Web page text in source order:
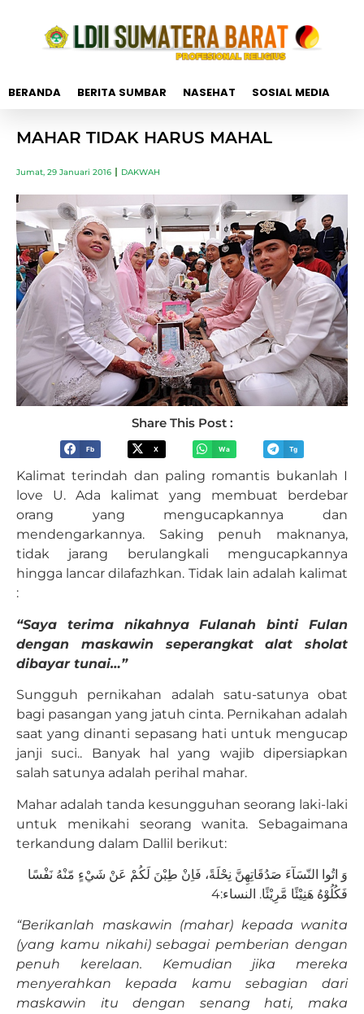
BERANDA BERITA SUMBAR NASEHAT SOSIAL MEDIA
MAHAR TIDAK HARUS MAHAL
Jumat, 29 Januari 2016 DAKWAH
Share This Post :
Fb X Wa Tg
Kalimat terindah dan paling romantis bukanlah I
love U. Ada kalimat yang membuat berdebar
orang yang mengucapkannya dan
mendengarkannya. Saking penuh maknanya,
tidak jarang berulangkali mengucapkannya
hingga lancar dilafazhkan. Tidak lain adalah kalimat
:
“Saya terima nikahnya Fulanah binti Fulan
dengan maskawin seperangkat alat sholat
dibayar tunai…”
Sungguh pernikahan adalah satu-satunya obat
bagi pasangan yang jatuh cinta. Pernikahan adalah
saat yang dinanti sepasang hati untuk mengucap
janji suci.. Banyak hal yang wajib dipersiapkan
salah satunya adalah perihal mahar.
Mahar adalah tanda kesungguhan seorang laki-laki
untuk menikahi seorang wanita. Sebagaimana
terkandung dalam Dallil berikut:
وَ اتُوا النّسَآءَ صَدُقَاتِهِنَّ نِحْلَةً، فَاِنْ طِبْنَ لَكُمْ عَنْ شَيْءٍ مّنْهُ نَفْسًا
فَكُلُوْهُ هَنِيْئًا مَّرِيْئًا. النساء:4
“Berikanlah maskawin (mahar) kepada wanita
(yang kamu nikahi) sebagai pemberian dengan
penuh kerelaan. Kemudian jika mereka
menyerahkan kepada kamu sebagian dari
maskawin itu dengan senang hati, maka